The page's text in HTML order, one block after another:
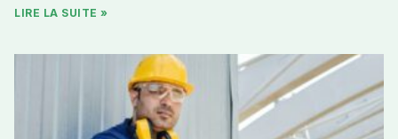
LIRE LA SUITE »